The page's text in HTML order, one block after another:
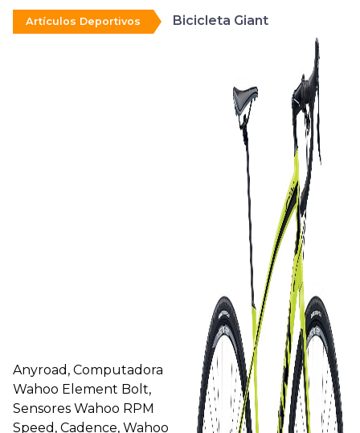
Artículos Deportivos Bicicleta Giant
Anyroad, Computadora
Wahoo Element Bolt,
Sensores Wahoo RPM
Speed, Cadence, Wahoo